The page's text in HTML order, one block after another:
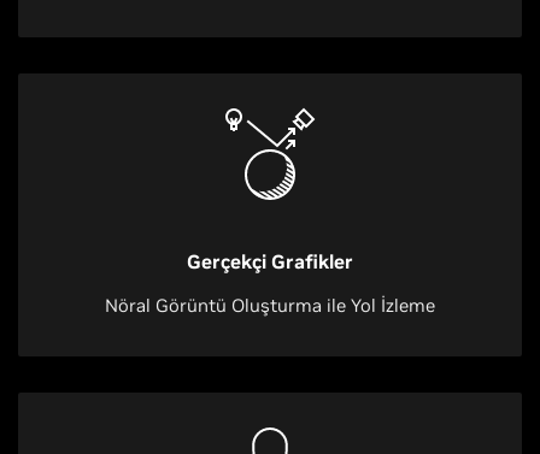
Gerçekçi Grafikler
Nöral Görüntü Oluşturma ile Yol İzleme